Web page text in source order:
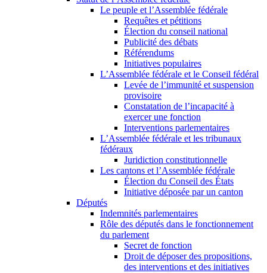
Le peuple et l’Assemblée fédérale
Requêtes et pétitions
Élection du conseil national
Publicité des débats
Référendums
Initiatives populaires
L’Assemblée fédérale et le Conseil fédéral
Levée de l’immunité et suspension
provisoire
Constatation de l’incapacité à
exercer une fonction
Interventions parlementaires
L’Assemblée fédérale et les tribunaux
fédéraux
Juridiction constitutionnelle
Les cantons et l’Assemblée fédérale
Élection du Conseil des États
Initiative déposée par un canton
Députés
Indemnités parlementaires
Rôle des députés dans le fonctionnement
du parlement
Secret de fonction
Droit de déposer des propositions,
des interventions et des initiatives